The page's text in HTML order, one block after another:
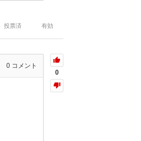
有効
投票済
0
0 コメント